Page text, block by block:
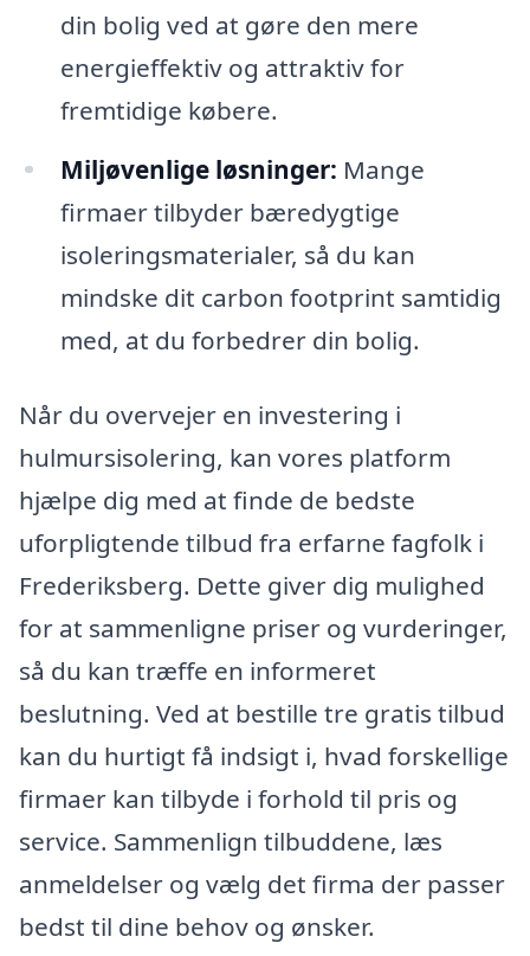
din bolig ved at gøre den mere
energieffektiv og attraktiv for
fremtidige købere.
Miljøvenlige løsninger: Mange
firmaer tilbyder bæredygtige
isoleringsmaterialer, så du kan
mindske dit carbon footprint samtidig
med, at du forbedrer din bolig.
Når du overvejer en investering i
hulmursisolering, kan vores platform
hjælpe dig med at finde de bedste
uforpligtende tilbud fra erfarne fagfolk i
Frederiksberg. Dette giver dig mulighed
for at sammenligne priser og vurderinger,
så du kan træffe en informeret
beslutning. Ved at bestille tre gratis tilbud
kan du hurtigt få indsigt i, hvad forskellige
firmaer kan tilbyde i forhold til pris og
service. Sammenlign tilbuddene, læs
anmeldelser og vælg det firma der passer
bedst til dine behov og ønsker.